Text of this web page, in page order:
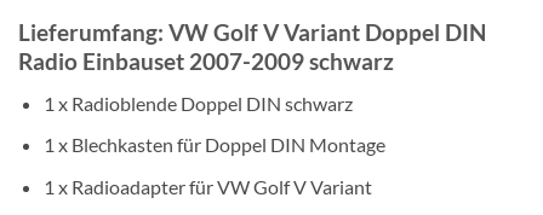
Lieferumfang: VW Golf V Variant Doppel DIN
Radio Einbauset 2007-2009 schwarz
1 x Radioblende Doppel DIN schwarz
1 x Blechkasten für Doppel DIN Montage
1 x Radioadapter für VW Golf V Variant